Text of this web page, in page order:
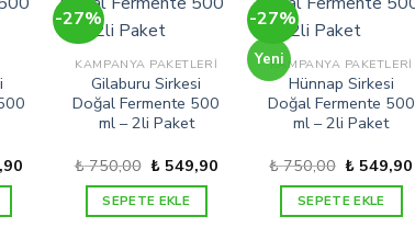
₺ 549,90.
-27%
KAMPANYA PAKETLERI
Gilaburu Sirkesi
Doğal Fermente 500
ml – 2li Paket
₺750,00 Orijinal
₺ 750,00.
₺549,90Şu
₺ 549,90.
SEPETE EKLE
-27%
YeniKAMPANYA PAKETLERI
Hünnap Sirkesi
Doğal Fermente 500
ml – 2li Paket
₺750,00 Orijinal
₺ 750,00.
₺ 549,90
SEPETE EKLE